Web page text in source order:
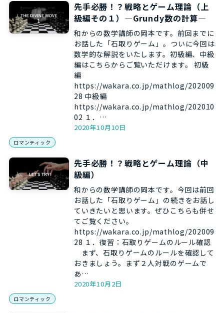
先手必勝！？戦略とゲーム理論（上
級編その１）―Grundy数の計算―
和からの数学講師の岡本です。前回までに
お話した「石取りゲーム」。ついに今回は
数学的な解説をいたします。初級編、中級
編はこちらからご覧いただけます。 初級
編
https://wakara.co.jp/mathlog/202009
28 中級編
https://wakara.co.jp/mathlog/202010
02 １．…
2020年10月10日
ロマンティック
先手必勝！？戦略とゲーム理論（中
級編）
和からの数学講師の岡本です。今回は前回
お話した「石取りゲーム」の続きをお話し
ていきたいと思います。ぜひこちらも併せ
てご覧ください。
https://wakara.co.jp/mathlog/202009
28 １．復習：石取りゲームのルール確認
まず、石取りゲームのルールを確認して
おきましょう。まず２人対戦のゲームで
あ…
2020年10月2日
ロマンティック